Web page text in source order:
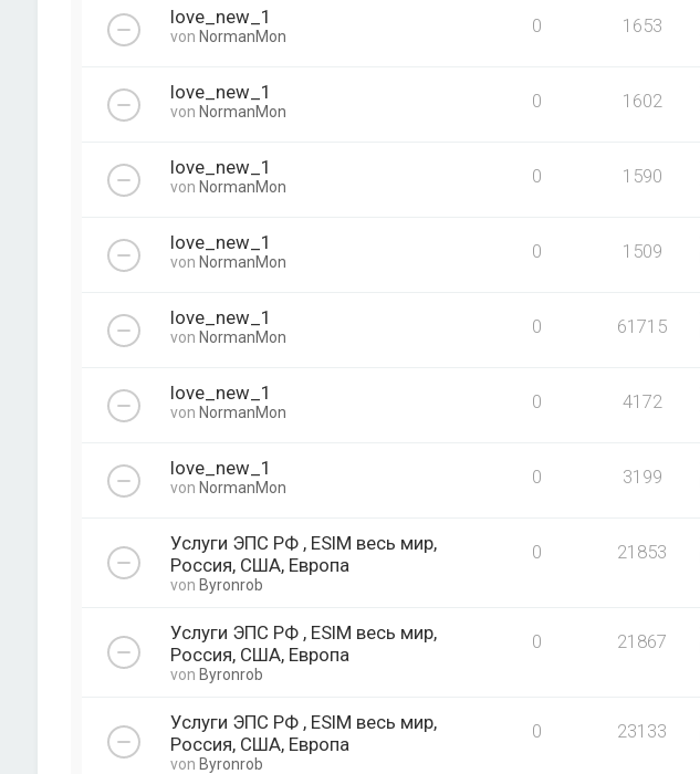
love_new_1
von NormanMon 0 1653
love_new_1
von NormanMon 0 1602
love_new_1
von NormanMon 0 1590
love_new_1
von NormanMon 0 1509
love_new_1
von NormanMon 0 61715
love_new_1
von NormanMon 0 4172
love_new_1
von NormanMon 0 3199
Услуги ЭПС РФ , ESIM весь мир,
Россия, США, Европа
von Byronrob
0 21853
Услуги ЭПС РФ , ESIM весь мир,
Россия, США, Европа
von Byronrob
0 21867
Услуги ЭПС РФ , ESIM весь мир,
Россия, США, Европа
von Byronrob
0 23133